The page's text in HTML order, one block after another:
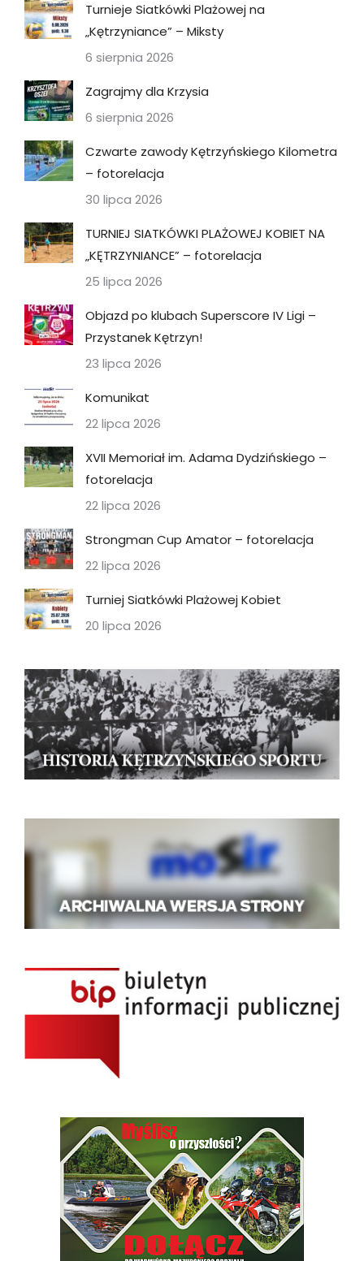
Turnieje Siatkówki Plażowej na
„Kętrzyniance” – Miksty
6 sierpnia 2026
Zagrajmy dla Krzysia
6 sierpnia 2026
Czwarte zawody Kętrzyńskiego Kilometra
– fotorelacja
30 lipca 2026
TURNIEJ SIATKÓWKI PLAŻOWEJ KOBIET NA
„KĘTRZYNIANCE” – fotorelacja
25 lipca 2026
Objazd po klubach Superscore IV Ligi –
Przystanek Kętrzyn!
23 lipca 2026
Komunikat
22 lipca 2026
XVII Memoriał im. Adama Dydzińskiego –
fotorelacja
22 lipca 2026
Strongman Cup Amator – fotorelacja
22 lipca 2026
Turniej Siatkówki Plażowej Kobiet
20 lipca 2026